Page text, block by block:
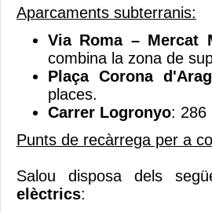
Aparcaments subterranis:
Via Roma – Mercat
combina la zona de
Plaça Corona
places.
Carrer Logronyo: 286
Punts de recàrrega per a
Salou disposa dels
elèctrics: